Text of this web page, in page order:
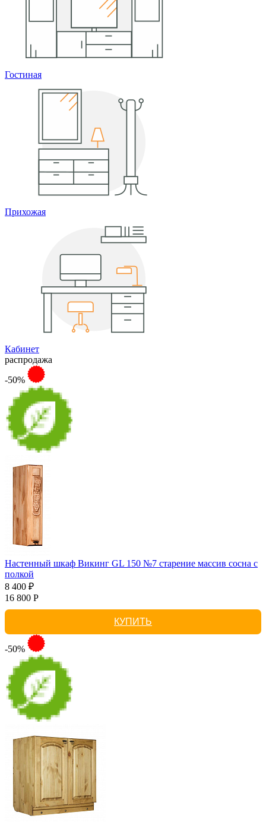
Гостиная
Прихожая
Кабинет
распродажа
-50%
Настенный шкаф Викинг GL 150 №7 старение массив сосна с
полкой
8 400 ₽
16 800 Р
КУПИТЬ
-50%